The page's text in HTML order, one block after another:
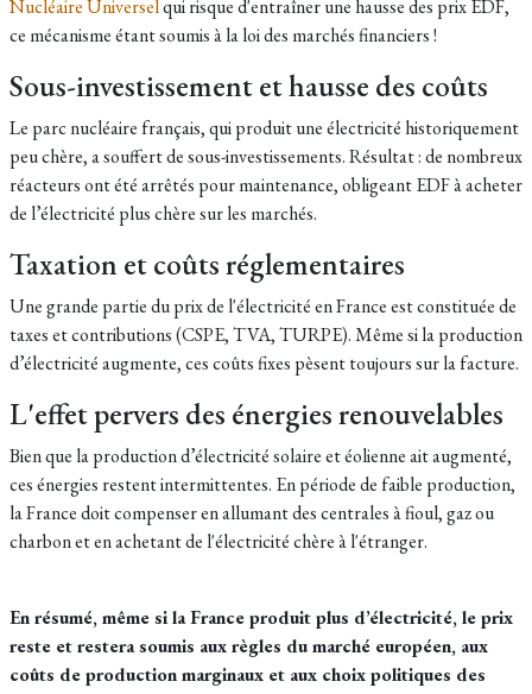
Nucléaire Universelqui risque d'entraîner une hausse des prix EDF,
ce mécanisme étant soumis à la loi des marchés financiers !
Sous-investissement et hausse des coûts
Le parc nucléaire français, qui produit une électricité historiquement
peu chère, a souffert de sous-investissements. Résultat : de nombreux
réacteurs ont été arrêtés pour maintenance, obligeant EDF à acheter
de l’électricité plus chère sur les marchés.
Taxation et coûts réglementaires
Une grande partie du prix de l'électricité en France est constituée de
taxes et contributions (CSPE, TVA, TURPE). Même si la production
d’électricité augmente, ces coûts fixes pèsent toujours sur la facture.
L'effet pervers des énergies renouvelables
Bien que la production d’électricité solaire et éolienne ait augmenté,
ces énergies restent intermittentes. En période de faible production,
la France doit compenser en allumant des centrales à fioul, gaz ou
charbon et en achetant de l'électricité chère à l'étranger.
En résumé, même si la France produit plus d’électricité, le prix
reste et restera soumis aux règles du marché européen, aux
coûts de production marginaux et aux choix politiques des